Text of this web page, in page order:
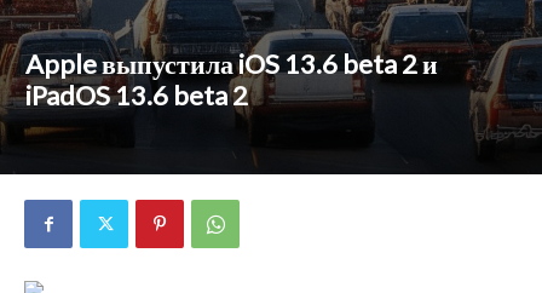
Apple выпустила iOS 13.6 beta 2 и
iPadOS 13.6 beta 2